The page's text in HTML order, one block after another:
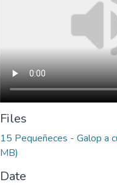
Files
15 Pequeñeces - Galop a
MB)
Date